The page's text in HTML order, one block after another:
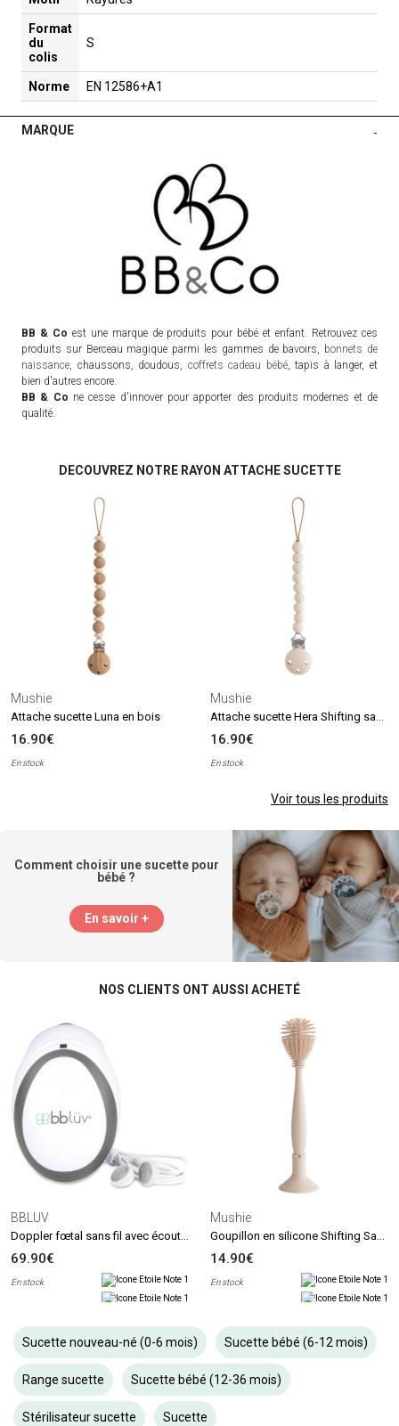
Format
du
colis
S
Norme EN 12586+A1
MARQUE -
BB & Co est une marque de produits pour bébé et enfant. Retrouvez ces
produits sur Berceau magique parmi les gammes de bavoirs, bonnets de
naissance , chaussons, doudous, coffrets cadeau bébé, tapis à langer, et
bien d'autres encore.
BB & Co ne cesse d'innover pour apporter des produits modernes et de
qualité.
DECOUVREZ NOTRE RAYON ATTACHE SUCETTE
Mushie
Attache sucette Luna en bois
16.90€
En stock
Mushie
16.90€
En stock
Voir tous les produits
Comment choisir une sucette pour
bébé ?
En savoir +
NOS CLIENTS ONT AUSSI ACHETÉ
BBLUV
69.90€
En stock
Mushie
14.90€
En stock
Sucette nouveau-né (0-6 mois) Sucette bébé (6-12 mois)
Range sucette Sucette bébé (12-36 mois)
Stérilisateur sucette Sucette